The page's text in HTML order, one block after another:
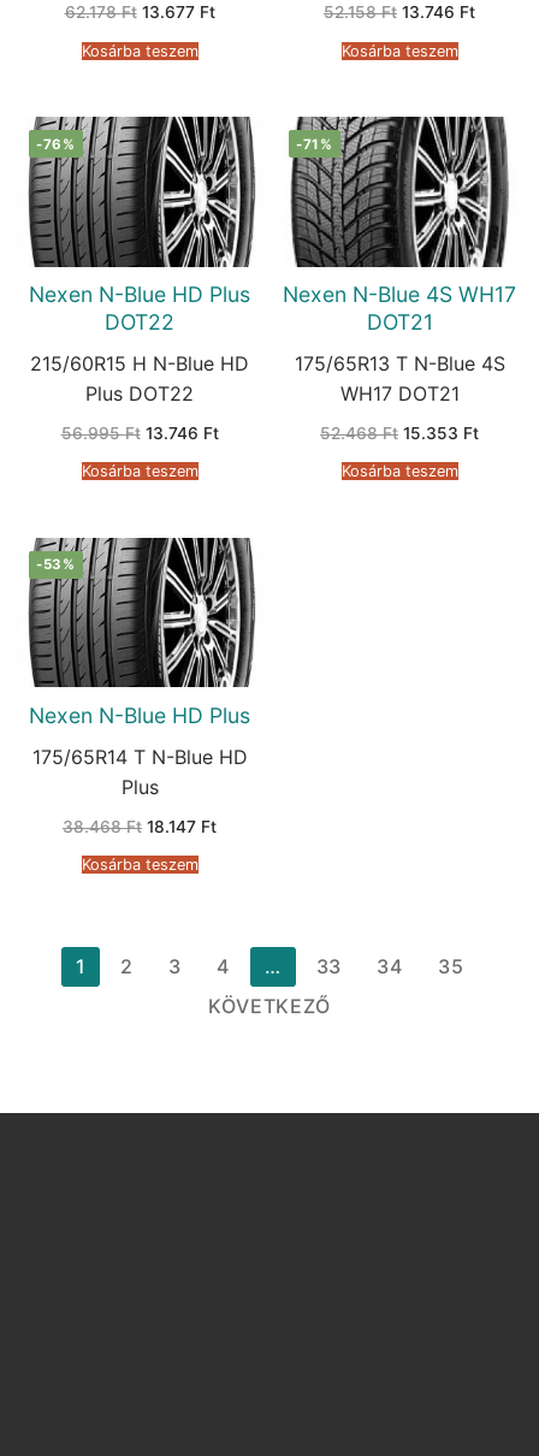
62.178Ft Original
was:
62.178 Ft.
13.677 FtCurrent
Kosárba teszem
52.158Ft Original
was:
52.158 Ft.
13.746 FtCurrent
Kosárba teszem
-76%
Nexen N-Blue HD Plus
DOT22
215/60R15 H N-Blue HD
Plus DOT22
56.995Ft Original
was:
56.995 Ft.
13.746 FtCurrent
Kosárba teszem
-71%
Nexen N-Blue 4S WH17
DOT21
175/65R13 T N-Blue 4S
WH17 DOT21
52.468Ft Original
was:
52.468 Ft.
15.353 FtCurrent
Kosárba teszem
-53%
Nexen N-Blue HD Plus
175/65R14 T N-Blue HD
Plus
38.468Ft Original
was:
38.468 Ft.
18.147 FtCurrent
Kosárba teszem
Bejegyzések
lapozása
1 2 3 4 … 33 34
35
KÖVETKEZŐ